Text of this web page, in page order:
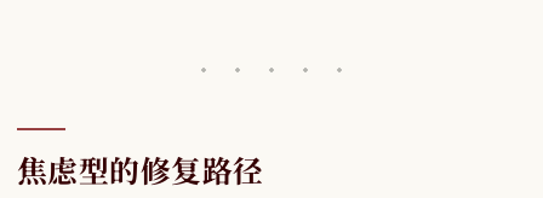
焦虑型的修复路径